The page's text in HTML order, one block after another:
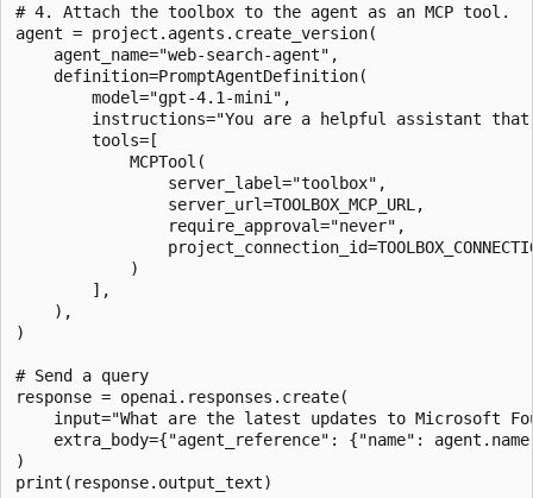
# 4. Attach the toolbox to the agent as an MCP tool.
agent = project.agents.create_version(
    agent_name="web-search-agent",
    definition=PromptAgentDefinition(
        model="gpt-4.1-mini",
instructions="You are a helpful assistant
        tools=[
            MCPTool(
                server_label="toolbox",
                server_url=TOOLBOX_MCP_URL,
                require_approval="never",
            )
        ],
    ),
)
# Send a query
response = openai.responses.create(
input="What are the latest updates to Microsoft
extra_body={"agent_reference": {"name":
)